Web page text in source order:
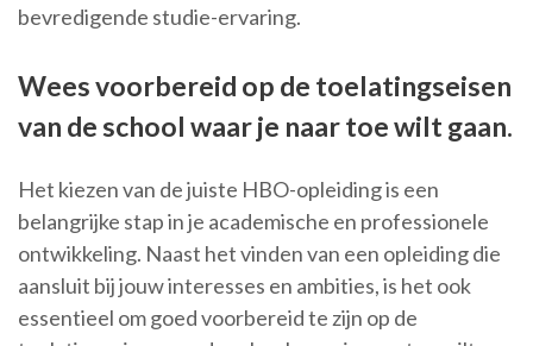
bevredigende studie-ervaring.
Wees voorbereid op de toelatingseisen
van de school waar je naar toe wilt gaan.
Het kiezen van de juiste HBO-opleiding is een
belangrijke stap in je academische en professionele
ontwikkeling. Naast het vinden van een opleiding die
aansluit bij jouw interesses en ambities, is het ook
essentieel om goed voorbereid te zijn op de